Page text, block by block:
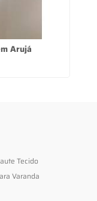
Arujá
Tecido
Varanda